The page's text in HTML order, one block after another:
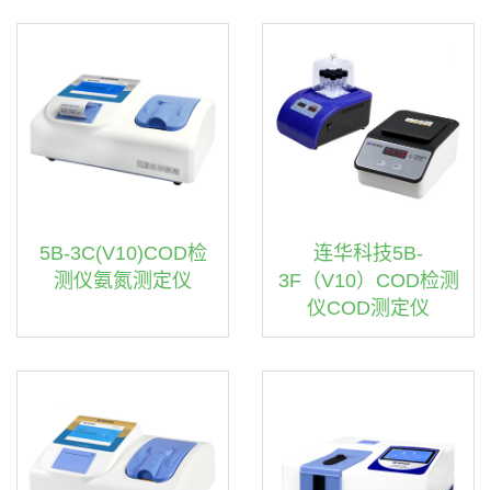
5B-3C(V10)COD检
测仪氨氮测定仪
连华科技5B-
3F（V10）COD检测
仪COD测定仪